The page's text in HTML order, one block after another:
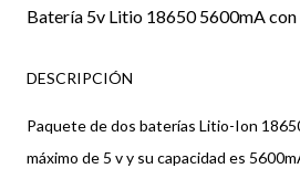
Batería 5v Litio 18650 5600mA
DESCRIPCIÓN
Paquete de dos baterías Litio-Ion
máximo de 5 v y su capacidad es